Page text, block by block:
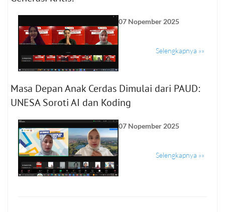
07 Nopember 2025
Selengkapnya »»
Masa Depan Anak Cerdas Dimulai dari PAUD:
UNESA Soroti AI dan Koding
07 Nopember 2025
Selengkapnya »»